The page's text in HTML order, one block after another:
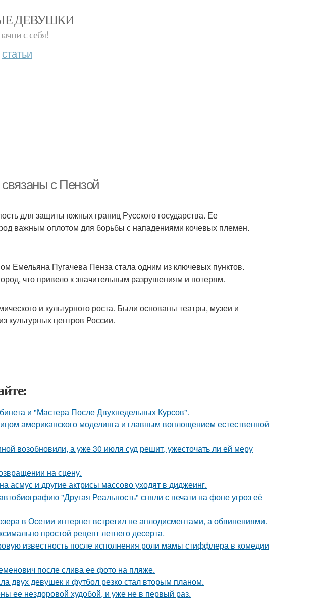
ДЕВУШКИ
с себя!
статьи
с Пензой
для защиты южных границ Русского государства. Ее
важным оплотом для борьбы с нападениями кочевых племен.
Емельяна Пугачева Пенза стала одним из ключевых пунктов.
что привело к значительным разрушениям и потерям.
и культурного роста. Были основаны театры, музеи и
культурных центров России.
и "Мастера После Двухнедельных Курсов".
американского моделинга и главным воплощением естественной
возобновили, а уже 30 июля суд решит, ужесточать ли ей меру
на сцену.
асмус и другие актрисы массово уходят в диджеинг.
"Другая Реальность" сняли с печати на фоне угроз её
в Осетии интернет встретил не аплодисментами, а обвинениями.
простой рецепт летнего десерта.
известность после исполнения роли мамы стиффлера в комедии
после слива ее фото на пляже.
двух девушек и футбол резко стал вторым планом.
ее нездоровой худобой, и уже не в первый раз.